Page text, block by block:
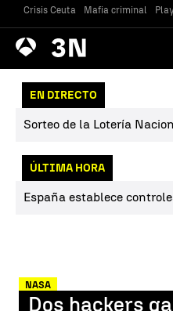
Crisis Ceuta Mafia criminal
Antena
3 Noticias
EN DIRECTO
Sorteo de la Lotería
ÚLTIMA HORA
España establece
NASA
Dos hackers